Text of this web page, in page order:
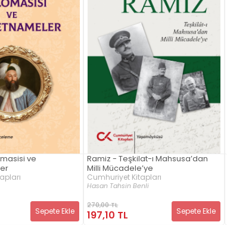
ve
Sepete Ekle
Ramiz - Teşkilat-ı Mahsusa’dan
Milli Mücadele’ye
Cumhuriyet Kitapları
Hasan Tahsin Benli
270,00 TL
197,10 TL Sepete Ekle